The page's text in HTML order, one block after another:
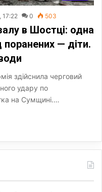
17:22 0 503
в Шостці: одна
— діти.
здійснила черговий
удару по
на Сумщині.…